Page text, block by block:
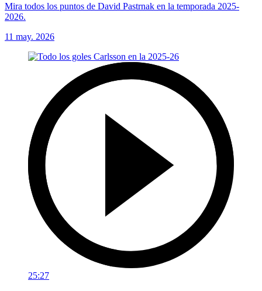
Mira todos los puntos de David Pastrnak en la temporada 2025-
2026.
11 may. 2026
25:27